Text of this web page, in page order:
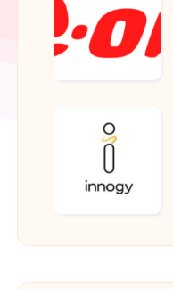
pobočka
Hodonín
přihlášení
dva